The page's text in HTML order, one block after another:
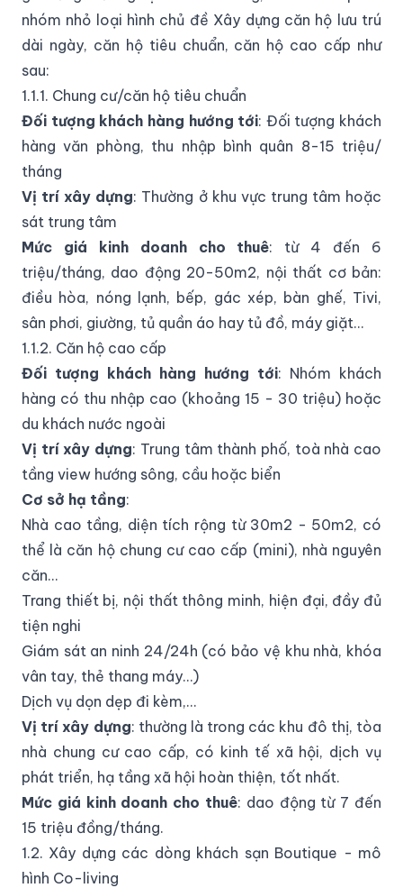
nhóm nhỏ loại hình chủ đề Xây dựng căn hộ lưu trú
dài ngày, căn hộ tiêu chuẩn, căn hộ cao cấp như
sau:
1.1.1. Chung cư/căn hộ tiêu chuẩn
Đối tượng khách hàng hướng tới: Đối tượng khách
hàng văn phòng, thu nhập bình quân 8-15 triệu/
tháng
Vị trí xây dựng: Thường ở khu vực trung tâm hoặc
sát trung tâm
Mức giá kinh doanh cho thuê: từ 4 đến 6
triệu/tháng, dao động 20-50m2, nội thất cơ bản:
điều hòa, nóng lạnh, bếp, gác xép, bàn ghế, Tivi,
sân phơi, giường, tủ quần áo hay tủ đồ, máy giặt…
1.1.2. Căn hộ cao cấp
Đối tượng khách hàng hướng tới: Nhóm khách
hàng có thu nhập cao (khoảng 15 - 30 triệu) hoặc
du khách nước ngoài
Vị trí xây dựng: Trung tâm thành phố, toà nhà cao
tầng view hướng sông, cầu hoặc biển
Cơ sở hạ tầng:
Nhà cao tầng, diện tích rộng từ 30m2 - 50m2, có
thể là căn hộ chung cư cao cấp (mini), nhà nguyên
căn…
Trang thiết bị, nội thất thông minh, hiện đại, đầy đủ
tiện nghi
Giám sát an ninh 24/24h (có bảo vệ khu nhà, khóa
vân tay, thẻ thang máy…)
Dịch vụ dọn dẹp đi kèm,...
Vị trí xây dựng: thường là trong các khu đô thị, tòa
nhà chung cư cao cấp, có kinh tế xã hội, dịch vụ
phát triển, hạ tầng xã hội hoàn thiện, tốt nhất.
Mức giá kinh doanh cho thuê: dao động từ 7 đến
15 triệu đồng/tháng.
1.2. Xây dựng các dòng khách sạn Boutique - mô
hình Co-living